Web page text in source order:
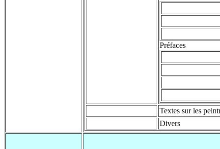
Préfaces
Textes sur les
Divers